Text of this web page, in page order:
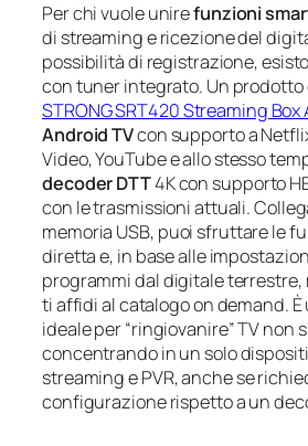
Per chi vuole unirefunzioni
di streaming e ricezione del
possibilità di registrazione,
con tuner integrato. Un prodotto
STRONG SRT420 Streaming Box
Android TVcon supporto a
Video, YouTube e allo stesso
decoder DTT4K con supporto
con le trasmissioni attuali.
memoria USB, puoi sfruttare le
diretta e, in base alle
programmi dal digitale terrestre,
ti affidi al catalogo on demand.
ideale per “ringiovanire” TV non
concentrando in un solo
streaming e PVR, anche se
configurazione rispetto a un